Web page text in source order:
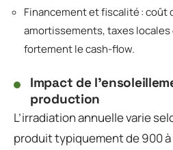
Financement et fiscalité : coût
amortissements, taxes locales
fortement le cash-flow.
Impact de
production
L’irradiation annuelle varie
produit typiquement de 900 à